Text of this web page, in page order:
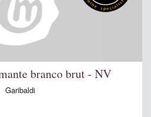
branco brut - NV
Garibaldi